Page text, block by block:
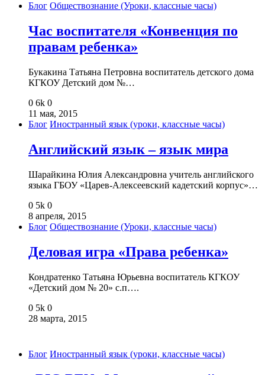
Блог Обществознание (Уроки, классные часы)
Час воспитателя «Конвенция по
правам ребенка»
Букакина Татьяна Петровна воспитатель детского дома
КГКОУ Детский дом №…
0 6k 0
11 мая, 2015
Блог Иностранный язык (уроки, классные часы)
Английский язык – язык мира
Шарайкина Юлия Александровна учитель английского
языка ГБОУ «Царев-Алексеевский кадетский корпус»…
0 5k 0
8 апреля, 2015
Блог Обществознание (Уроки, классные часы)
Деловая игра «Права ребенка»
Кондратенко Татьяна Юрьевна воспитатель КГКОУ
«Детский дом № 20» с.п….
0 5k 0
28 марта, 2015
Блог Иностранный язык (уроки, классные часы)